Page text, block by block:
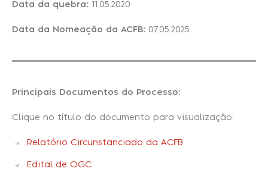
Data da quebra: 11.05.2020
Data da Nomeação da ACFB: 07.05.2025
Principais Documentos do Processo:
Clique no título do documento para visualização:
Relatório Circunstanciado da ACFB
Edital de QGC